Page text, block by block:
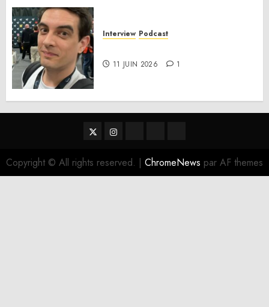
Interview Podcast
11 JUIN 2026 1
TwitterInstagram
Copyright © All rights reserved. | ChromeNews par AF themes